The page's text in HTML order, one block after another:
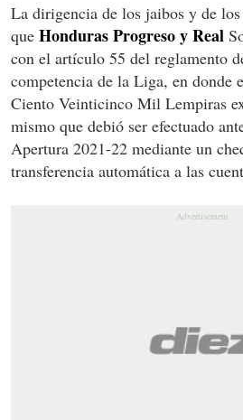
La dirigencia de los jaibos y de
que Honduras Progreso y Real
con el artículo 55 del reglamento
competencia de la Liga, en donde
Ciento Veinticinco Mil Lempiras
mismo que debió ser efectuado
Apertura 2021-22 mediante un
transferencia automática a las